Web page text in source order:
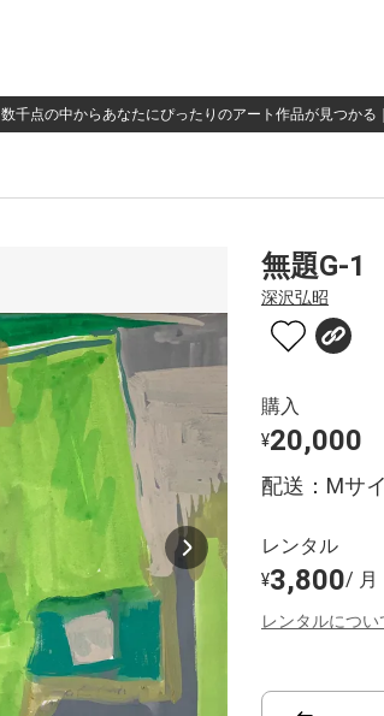
数千点の中からあなたにぴったりのアート作品が見つかる
無題G-1
深沢弘昭
購入
¥20,000
配送：Mサ
レンタル
¥3,800/ 月
レンタルについ